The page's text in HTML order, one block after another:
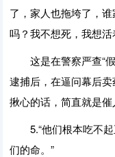
了，家人也拖垮了，
吗？我不想死，我想活
这是在警察严查“假
逮捕后，在逼问幕后
揪心的话，简直就是催
5.“他们根本吃不起
们的命。”